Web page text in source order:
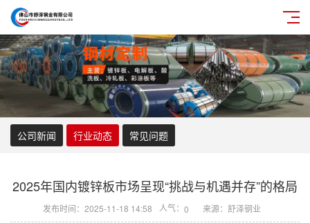
公司新闻 行业动态 常见问题
2025年国内镀锌板市场呈现“挑战与机遇并存”的格局
发布时间：2025-11-18 14:58 人气： 0 来源：舒泽钢业